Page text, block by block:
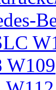
W109